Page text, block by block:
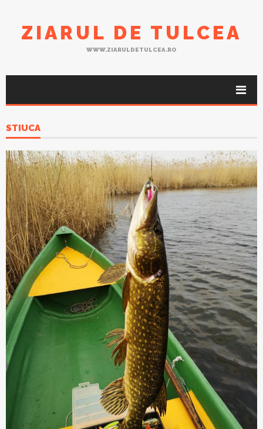
ZIARUL DE TULCEA
WWW.ZIARULDETULCEA.RO
STIUCA